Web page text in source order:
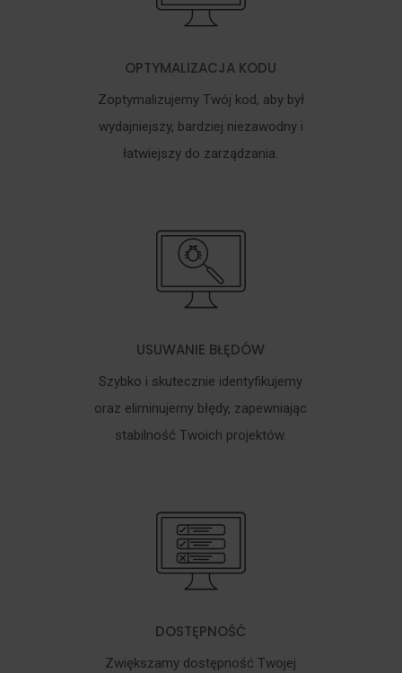
OPTYMALIZACJA KODU
Zoptymalizujemy Twój kod, aby był
wydajniejszy, bardziej niezawodny i
łatwiejszy do zarządzania.
USUWANIE BŁĘDÓW
Szybko i skutecznie identyfikujemy
oraz eliminujemy błędy, zapewniając
stabilność Twoich projektów.
DOSTĘPNOŚĆ
Zwiększamy dostępność Twojej